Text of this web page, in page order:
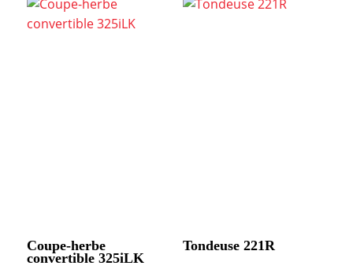
Coupe-herbe
convertible 325iLK
Tondeuse 221R